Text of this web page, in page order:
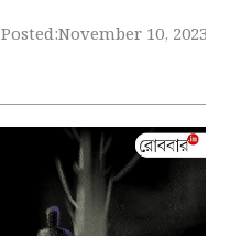
Posted:November 10, 2023